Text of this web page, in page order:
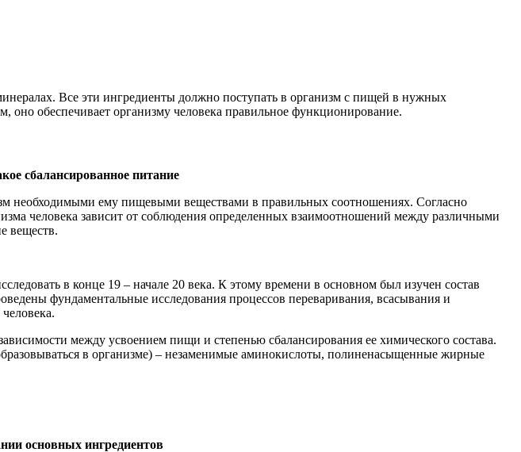
Все эти ингредиенты должно поступать в организм с пищей в нужных
обеспечивает организму человека правильное функционирование.
сбалансированное питание
необходимыми ему пищевыми веществами в правильных соотношениях. Согласно
человека зависит от соблюдения определенных взаимоотношений между различными
веществ.
в конце 19 – начале 20 века. К этому времени в основном был изучен состав
фундаментальные исследования процессов переваривания, всасывания и
между усвоением пищи и степенью сбалансирования ее химического состава.
в организме) – незаменимые аминокислоты, полиненасыщенные жирные
основных ингредиентов